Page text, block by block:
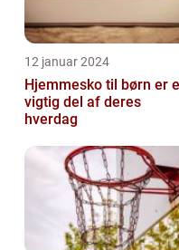
12 januar 2024
Hjemmesko til børn er
vigtig del af deres
hverdag